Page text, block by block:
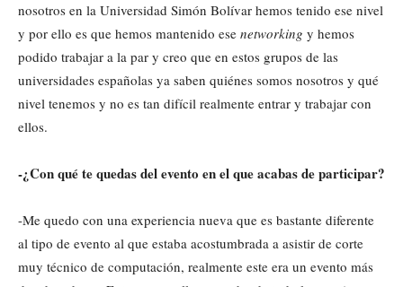
nosotros en la Universidad Simón Bolívar hemos tenido ese nivel
y por ello es que hemos mantenido ese networking y hemos
podido trabajar a la par y creo que en estos grupos de las
universidades españolas ya saben quiénes somos nosotros y qué
nivel tenemos y no es tan difícil realmente entrar y trabajar con
ellos.
-¿Con qué te quedas del evento en el que acabas de participar?
-Me quedo con una experiencia nueva que es bastante diferente
al tipo de evento al que estaba acostumbrada a asistir de corte
muy técnico de computación, realmente este era un evento más